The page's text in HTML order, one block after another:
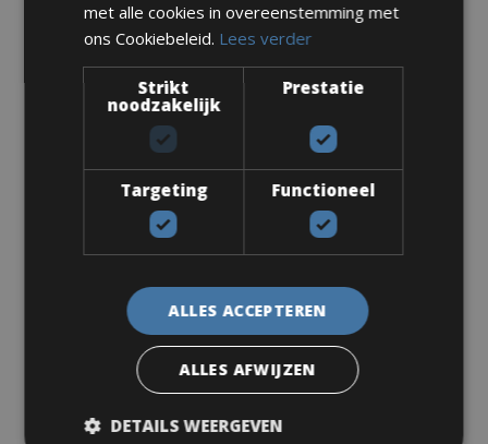
Bezorgservice Noord Bretagne
Noord-Bretagne: - Saint Brieuc (Hotel Ibis Style) – Saint
Malo (Hotel France et Chateaubriand) - Lannion (Hotel
Cerise) - Paimpol (Hotel Le Goëlo)
Bezorgservice Noord Bretagne
Noord-Bretagne: - Saint Brieuc (Hotel Ibis Style) – Saint
Malo (Hotel France et Chateaubriand) - Lannion (Hotel
Cerise) - Paimpol (Hotel Le Goëlo)
met alle cookies in overeenstemming met
ons Cookiebeleid. Lees verder
Strikt
noodzakelijk
Prestatie
Targeting Functioneel
ALLES ACCEPTEREN
ALLES AFWIJZEN
DETAILS WEERGEVEN